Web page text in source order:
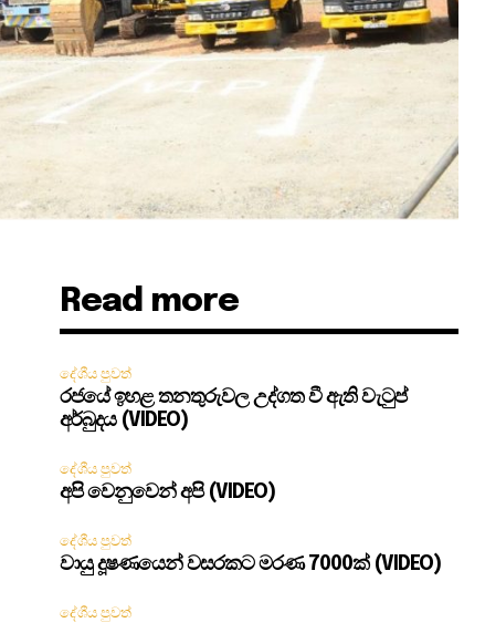
Read more
දේශීය පුවත්
රජයේ ඉහළ තනතුරුවල උද්ගත වී ඇති වැටුප්
අර්බුදය (VIDEO)
දේශීය පුවත්
අපි වෙනුවෙන් අපි (VIDEO)
දේශීය පුවත්
වායු දූෂණයෙන් වසරකට මරණ 7000ක් (VIDEO)
දේශීය පුවත්